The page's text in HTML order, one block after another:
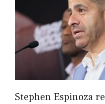
Stephen Espinoza